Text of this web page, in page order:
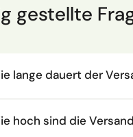
gestellte
lange dauert der
hoch sind die